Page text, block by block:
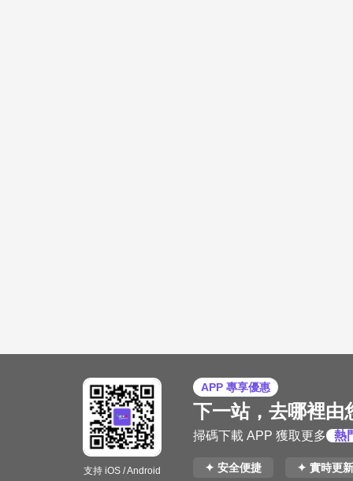
支持 iOS / Android
APP 專享優惠
下一站，去哪裡由
掃碼下載 APP 獲取更多 熱
✦ 安全便捷 ✦ 實時更新